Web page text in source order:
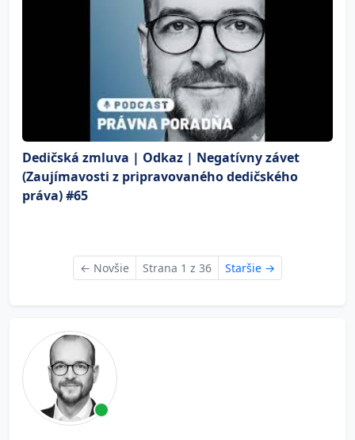
Dedičská zmluva | Odkaz | Negatívny závet
(Zaujímavosti z pripravovaného dedičského
práva) #65
← Novšie Strana 1 z 36 Staršie →